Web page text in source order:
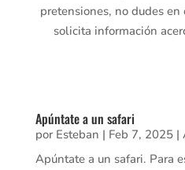
pretensiones, no dudes
solicita información
Apúntate a un safari
por Esteban | Feb 7, 2025|
Apúntate a un safari. Para